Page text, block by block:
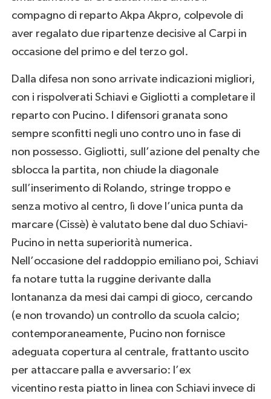
compagno di reparto Akpa Akpro, colpevole di
aver regalato due ripartenze decisive al Carpi in
occasione del primo e del terzo gol.
Dalla difesa non sono arrivate indicazioni migliori,
con i rispolverati Schiavi e Gigliotti a completare il
reparto con Pucino. I difensori granata sono
sempre sconfitti negli uno contro uno in fase di
non possesso. Gigliotti, sull’azione del penalty che
sblocca la partita, non chiude la diagonale
sull’inserimento di Rolando, stringe troppo e
senza motivo al centro, lì dove l’unica punta da
marcare (Cissè) è valutato bene dal duo Schiavi-
Pucino in netta superiorità numerica.
Nell’occasione del raddoppio emiliano poi, Schiavi
fa notare tutta la ruggine derivante dalla
lontananza da mesi dai campi di gioco, cercando
(e non trovando) un controllo da scuola calcio;
contemporaneamente, Pucino non fornisce
adeguata copertura al centrale, frattanto uscito
per attaccare palla e avversario: l’ex
vicentino resta piatto in linea con Schiavi invece di